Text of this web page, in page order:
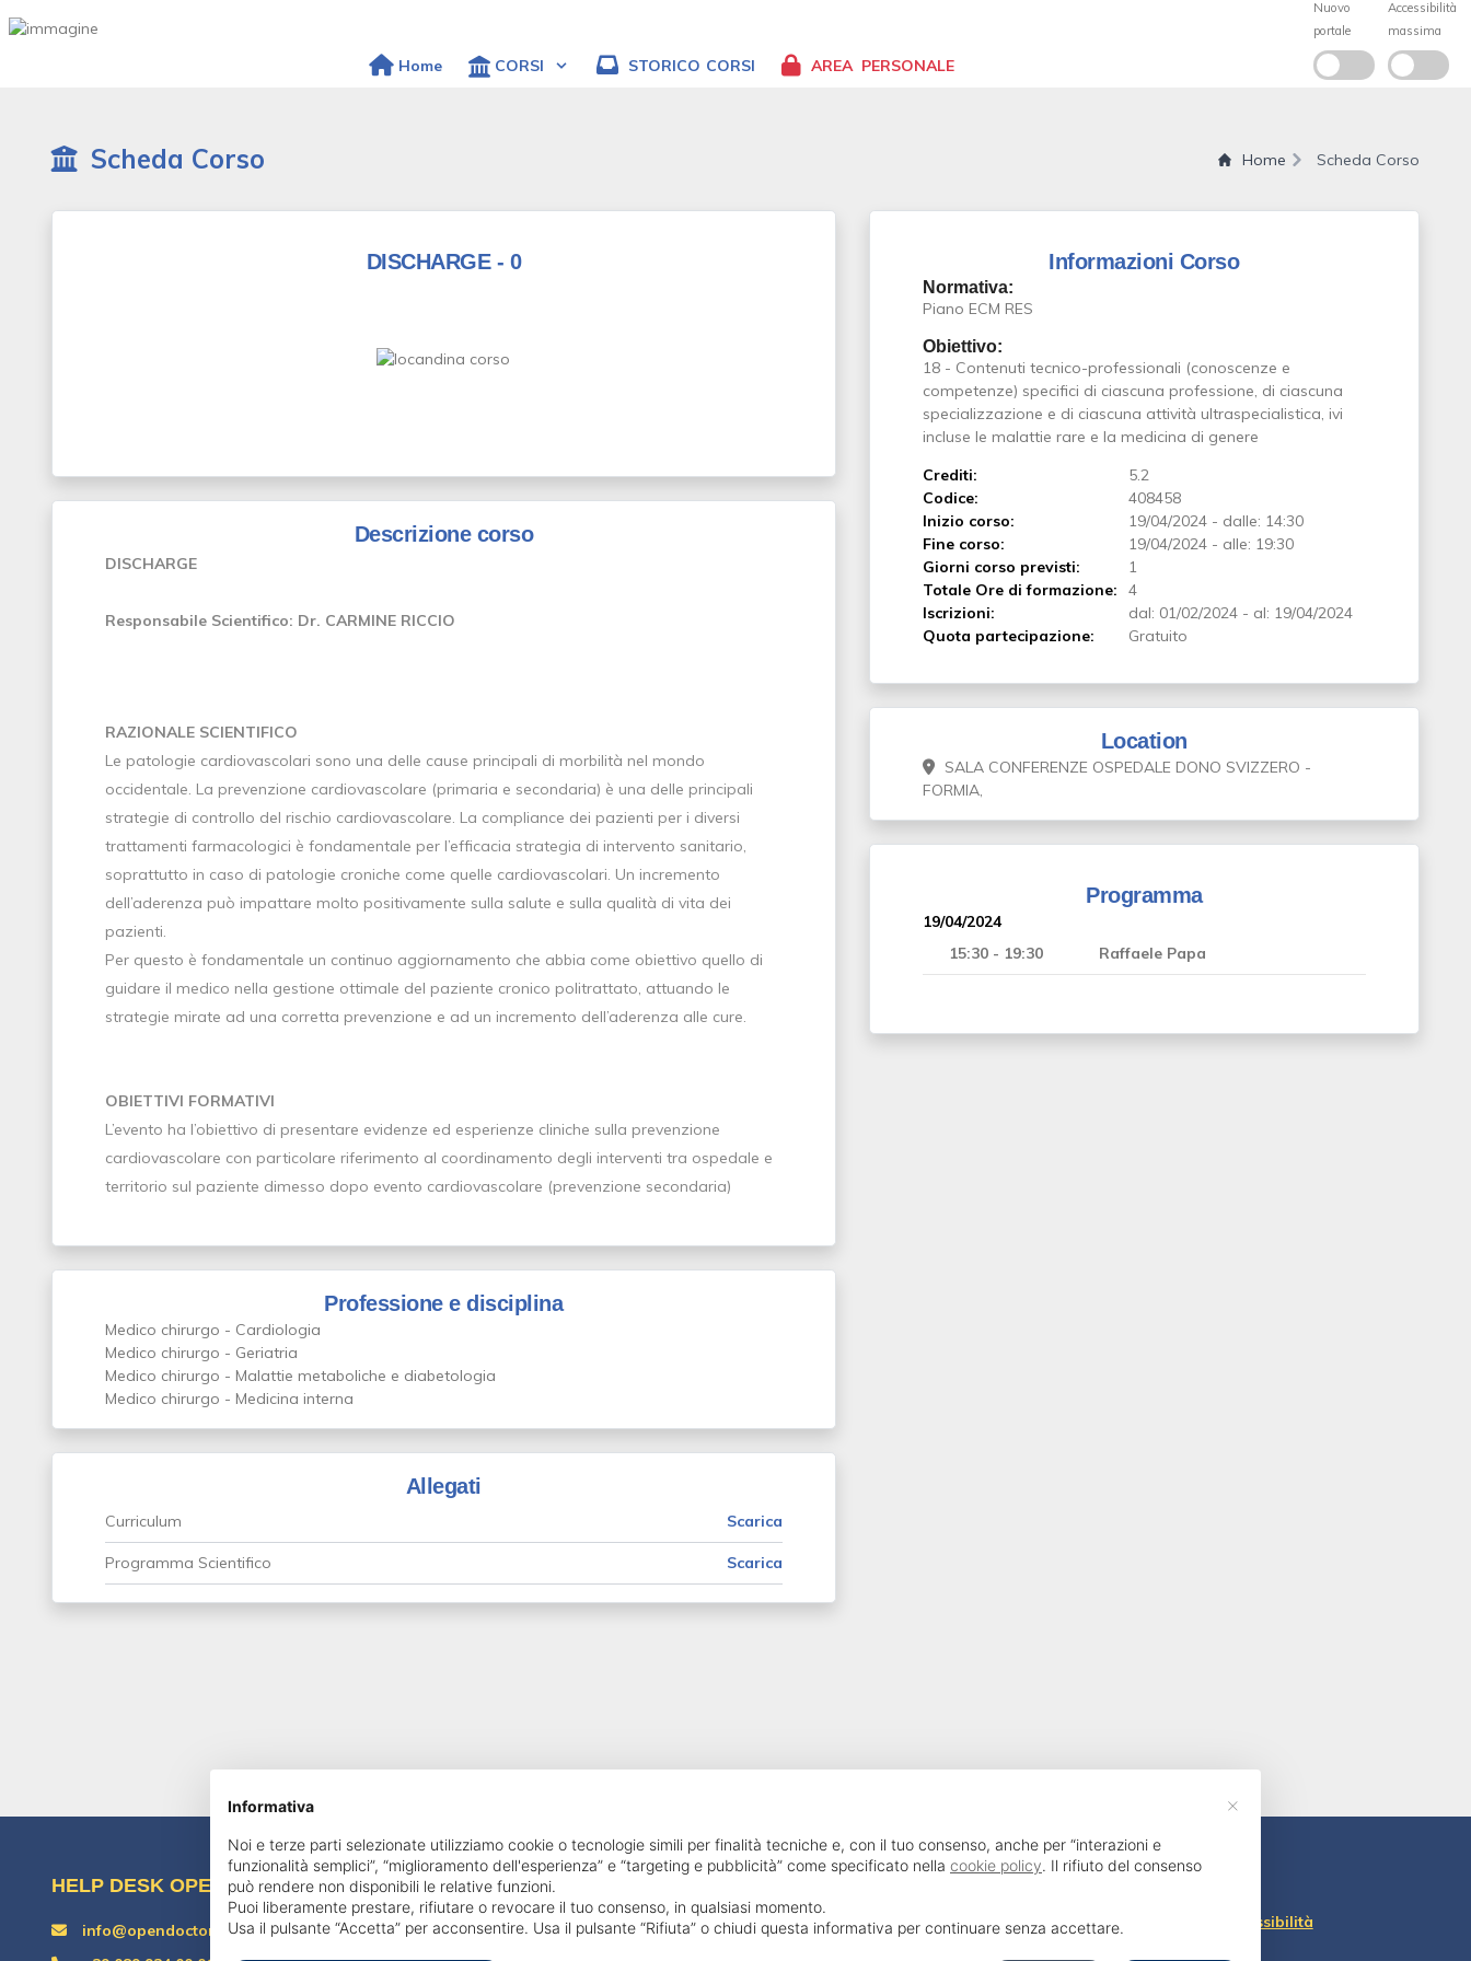
Home CORSI STORICO CORSI AREA PERSONALE
Scheda Corso Home Scheda Corso
DISCHARGE - 0
Descrizione corso
DISCHARGE
Responsabile Scientifico: Dr. CARMINE RICCIO
RAZIONALE SCIENTIFICO
Le patologie cardiovascolari sono una delle cause principali di morbilità nel mondo
occidentale. La prevenzione cardiovascolare (primaria e secondaria) è una delle principali
strategie di controllo del rischio cardiovascolare. La compliance dei pazienti per i diversi
trattamenti farmacologici è fondamentale per l’efficacia strategia di intervento sanitario,
soprattutto in caso di patologie croniche come quelle cardiovascolari. Un incremento
dell’aderenza può impattare molto positivamente sulla salute e sulla qualità di vita dei
pazienti.
Per questo è fondamentale un continuo aggiornamento che abbia come obiettivo quello di
guidare il medico nella gestione ottimale del paziente cronico politrattato, attuando le
strategie mirate ad una corretta prevenzione e ad un incremento dell’aderenza alle cure.
OBIETTIVI FORMATIVI
L’evento ha l’obiettivo di presentare evidenze ed esperienze cliniche sulla prevenzione
cardiovascolare con particolare riferimento al coordinamento degli interventi tra ospedale e
territorio sul paziente dimesso dopo evento cardiovascolare (prevenzione secondaria)
Professione e disciplina
Medico chirurgo - Cardiologia
Medico chirurgo - Geriatria
Medico chirurgo - Malattie metaboliche e diabetologia
Medico chirurgo - Medicina interna
Allegati
Curriculum Scarica
Programma Scientifico Scarica
Informazioni Corso
Normativa:
Piano ECM RES
Obiettivo:
18 - Contenuti tecnico-professionali (conoscenze e
competenze) specifici di ciascuna professione, di ciascuna
specializzazione e di ciascuna attività ultraspecialistica, ivi
incluse le malattie rare e la medicina di genere
Crediti:
5.2
Codice:
408458
Inizio corso:
19/04/2024 - dalle: 14:30
Fine corso:
19/04/2024 - alle: 19:30
Giorni corso previsti:
1
Totale Ore di formazione:
4
Iscrizioni:
dal: 01/02/2024 - al: 19/04/2024
Quota partecipazione:
Gratuito
Location
SALA CONFERENZE OSPEDALE DONO SVIZZERO -
FORMIA,
Programma
19/04/2024
15:30 - 19:30
Raffaele Papa
SailPortal 8.5.1 build 18
HELP DESK OPENDOCTOR
info@opendoctor.it
Dichiarazione di accessibilità
×
Informativa
Noi e terze parti selezionate utilizziamo cookie o tecnologie simili per finalità tecniche e, con il tuo consenso, anche per “interazioni e
funzionalità semplici”, “miglioramento dell'esperienza” e “targeting e pubblicità” come specificato nella cookie policy. Il rifiuto del consenso
può rendere non disponibili le relative funzioni.
Puoi liberamente prestare, rifiutare o revocare il tuo consenso, in qualsiasi momento.
Usa il pulsante “Accetta” per acconsentire. Usa il pulsante “Rifiuta” o chiudi questa informativa per continuare senza accettare.